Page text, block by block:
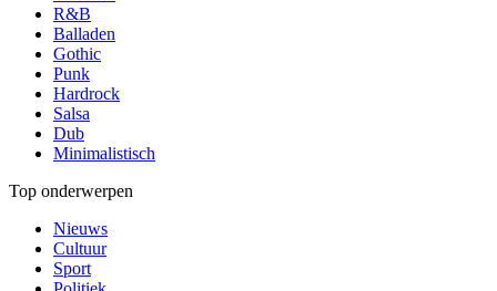
R&B
Balladen
Gothic
Punk
Hardrock
Salsa
Dub
Minimalistisch
Top onderwerpen
Nieuws
Cultuur
Sport